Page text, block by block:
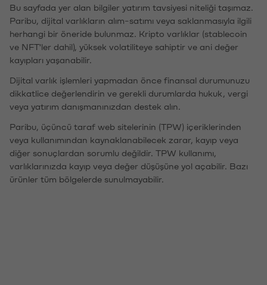
Bu sayfada yer alan bilgiler yatırım tavsiyesi niteliği taşımaz.
Paribu, dijital varlıkların alım-satımı veya saklanmasıyla ilgili
herhangi bir öneride bulunmaz. Kripto varlıklar (stablecoin
ve NFT'ler dahil), yüksek volatiliteye sahiptir ve ani değer
kayıpları yaşanabilir.
Dijital varlık işlemleri yapmadan önce finansal durumunuzu
dikkatlice değerlendirin ve gerekli durumlarda hukuk, vergi
veya yatırım danışmanınızdan destek alın.
Paribu, üçüncü taraf web sitelerinin (TPW) içeriklerinden
veya kullanımından kaynaklanabilecek zarar, kayıp veya
diğer sonuçlardan sorumlu değildir. TPW kullanımı,
varlıklarınızda kayıp veya değer düşüşüne yol açabilir. Bazı
ürünler tüm bölgelerde sunulmayabilir.